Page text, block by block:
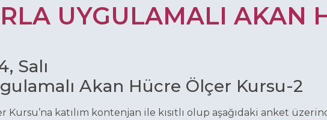
UYGULAMALI AKAN
Salı
Akan Hücre Ölçer Kursu-2
Kursu’na katılım kontenjan ile kısıtlı olup aşağıdaki anket